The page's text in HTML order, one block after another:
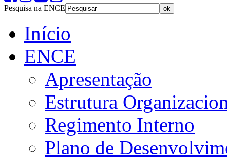
Pesquisa na ENCE
Início
ENCE
Apresentação
Estrutura
Regimento Interno
Plano de